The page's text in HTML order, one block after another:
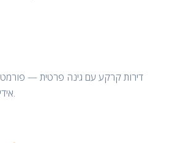
דירות קרקע עם גינה פרטית —
אידיאלי למשפחות ובעלי חיים.